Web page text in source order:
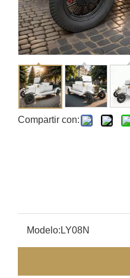
Compartir con:
Modelo: LY08N